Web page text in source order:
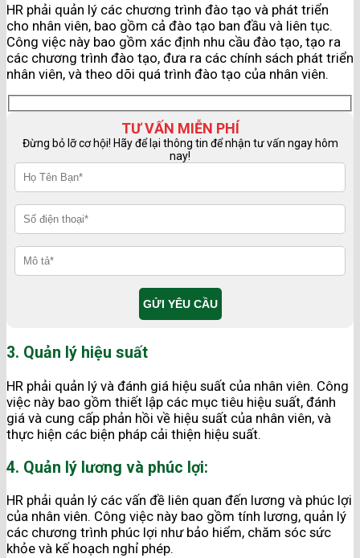
HR phải quản lý các chương trình đào tạo và phát triển
cho nhân viên, bao gồm cả đào tạo ban đầu và liên tục.
Công việc này bao gồm xác định nhu cầu đào tạo, tạo ra
các chương trình đào tạo, đưa ra các chính sách phát triển
nhân viên, và theo dõi quá trình đào tạo của nhân viên.
TƯ VẤN MIỄN PHÍ
Đừng bỏ lỡ cơ hội! Hãy để lại thông tin để nhận tư vấn ngay hôm
nay!
3. Quản lý hiệu suất
HR phải quản lý và đánh giá hiệu suất của nhân viên. Công
việc này bao gồm thiết lập các mục tiêu hiệu suất, đánh
giá và cung cấp phản hồi về hiệu suất của nhân viên, và
thực hiện các biện pháp cải thiện hiệu suất.
4. Quản lý lương và phúc lợi:
HR phải quản lý các vấn đề liên quan đến lương và phúc lợi
của nhân viên. Công việc này bao gồm tính lương, quản lý
các chương trình phúc lợi như bảo hiểm, chăm sóc sức
khỏe và kế hoạch nghỉ phép.